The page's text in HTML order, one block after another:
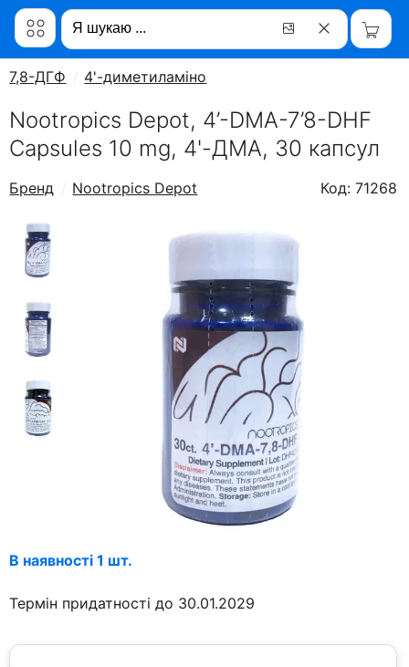
7,8-ДГФ 4'-диметиламіно
Nootropics Depot, 4’-DMA-7’8-DHF
Capsules 10 mg, 4'-ДМА, 30 капсул
Бренд Nootropics Depot Код: 71268
В наявності 1 шт.
Термін придатності до 30.01.2029